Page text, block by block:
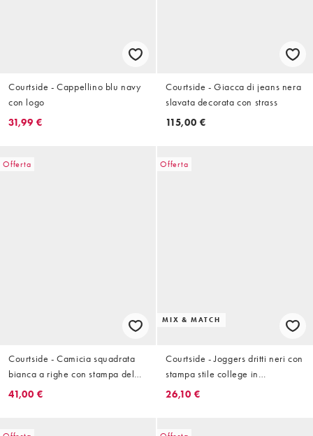
Courtside - Cappellino blu navy
con logo
31,99 €
Courtside - Giacca di jeans nera
slavata decorata con strass
115,00 €
Offerta
Courtside - Camicia squadrata
bianca a righe con stampa del
logo
41,00 €
Offerta
MIX & MATCH
Courtside - Joggers dritti neri con
stampa stile college in
coordinato
26,10 €